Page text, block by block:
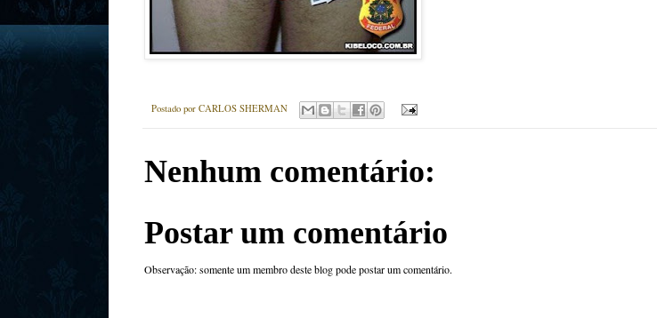
Postado por CARLOS SHERMAN
Nenhum comentário:
Postar um comentário
Observação: somente um membro deste blog pode postar um comentário.